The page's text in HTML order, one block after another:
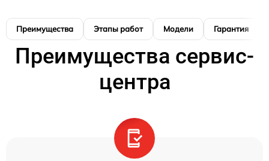
Преимущества Этапы работ Модели Гарантия
Преимущества сервис-
центра